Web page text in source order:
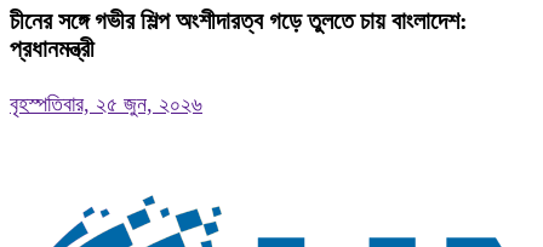
চীনের সঙ্গে গভীর শিল্প অংশীদারত্ব গড়ে তুলতে চায় বাংলাদেশ:
প্রধানমন্ত্রী
বৃহস্পতিবার, ২৫ জুন, ২০২৬